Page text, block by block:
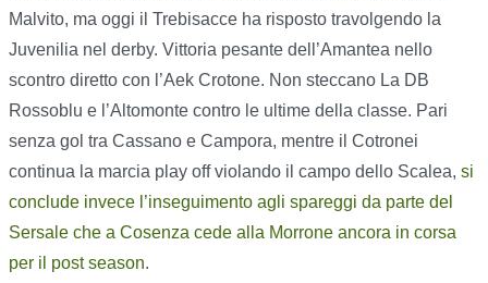
Malvito, ma oggi il Trebisacce ha risposto travolgendo la
Juvenilia nel derby. Vittoria pesante dell’Amantea nello
scontro diretto con l’Aek Crotone. Non steccano La DB
Rossoblu e l’Altomonte contro le ultime della classe. Pari
senza gol tra Cassano e Campora, mentre il Cotronei
continua la marcia play off violando il campo dello Scalea, si
conclude invece l’inseguimento agli spareggi da parte del
Sersale che a Cosenza cede alla Morrone ancora in corsa
per il post season.